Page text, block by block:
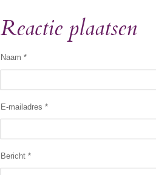
n
e
Reactie plaatsen
Naam *
E-mailadres *
Bericht *